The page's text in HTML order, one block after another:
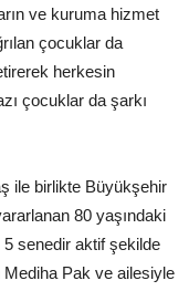
ve kuruma hizmet
çocuklar da
herkesin
çocuklar da şarkı
ile birlikte Büyükşehir
80 yaşındaki
5 senedir aktif şekilde
Pak ve ailesiyle